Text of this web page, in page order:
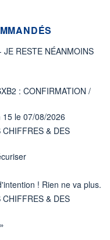
RESTE NÉANMOINS
: CONFIRMATION /
le 07/08/2026
& DES
! Rien ne va plus.
& DES